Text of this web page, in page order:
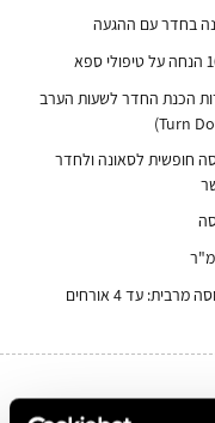
בחדר עם ההגעה
ספא
הכנת החדר לשעות הערב
חופשית לסאונה ולחדר
מרבית: עד 4 אורחים